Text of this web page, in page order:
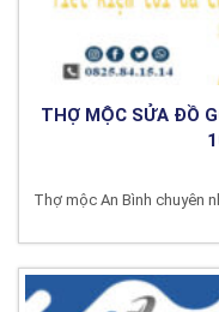
THỢ MỘC SỬA ĐỒ
Thợ mộc An Bình chuyên